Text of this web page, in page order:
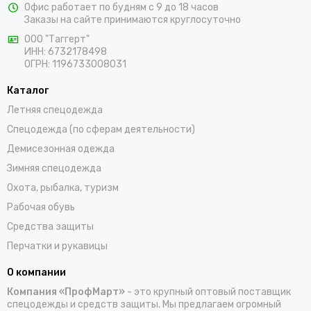
предлагаем выбрать костюмы, комбинезоны, куртки, халаты,
жилеты, фартуки, головные уборы и трикотажные изделия для
работы. Доставка заказов осуществляется по Бодайбо и всей
России проверенными транспортными компаниями.
Офис работает по будням с 9 до 18 часов
Заказы на сайте принимаются круглосуточно
ООО "Таггерт"
ИНН: 6732178498
ОГРН: 1196733008031
Каталог
Летняя спецодежда
Спецодежда (по сферам деятельности)
Демисезонная одежда
Зимняя спецодежда
Охота, рыбалка, туризм
Рабочая обувь
Средства защиты
Перчатки и рукавицы
О компании
Компания «ПрофМарт» - это крупный оптовый поставщик
спецодежды и средств защиты. Мы предлагаем огромный